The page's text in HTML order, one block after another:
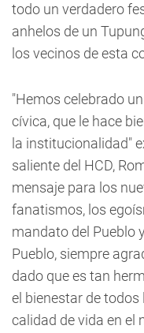
todo un verdadero
anhelos de un
los vecinos de esta
"Hemos celebrado
cívica, que le hace
la institucionalidad"
saliente del HCD,
mensaje para los
fanatismos, los
mandato del Pueblo
Pueblo, siempre
dado que es tan
el bienestar de
calidad de vida en el